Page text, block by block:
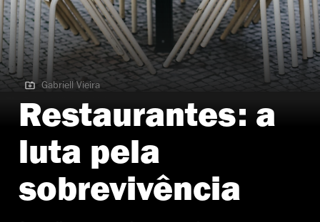
Gabriell Vieira | Lisboa
Gabriell Vieira
Restaurantes: a
luta pela
sobrevivência